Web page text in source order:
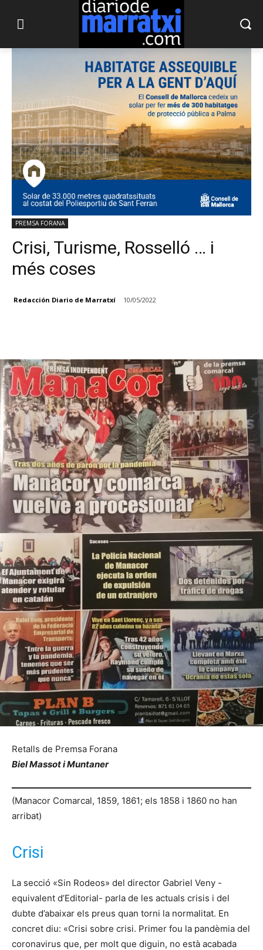
PREMSA FORANA
Crisi, Turisme, Rosselló … i
més coses
Redacción Diario de Marratxí 10/05/2022
Retalls de Premsa Forana
Biel Massot i Muntaner
(Manacor Comarcal, 1859, 1861; els 1858 i 1860 no han
arribat)
Crisi
La secció «Sin Rodeos» del director Gabriel Veny -
equivalent d’Editorial- parla de les actuals crisis i del
dubte d’abaixar els preus quan torni la normalitat. En
concret diu: «Crisi sobre crisi. Primer fou la pandèmia del
coronavirus que, per molt que diguin, no està acabada